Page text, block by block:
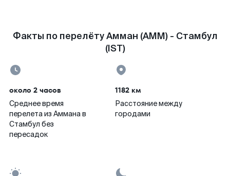
Факты по перелёту Амман (AMM) - Стамбул
(IST)
около 2 часов
Среднее время
перелета из Аммана в
Стамбул без
пересадок
1182 км
Расстояние между
городами